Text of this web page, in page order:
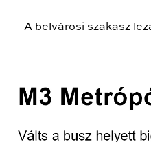
A belvárosi szakasz